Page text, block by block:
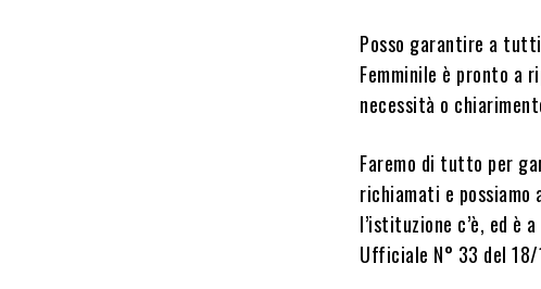
Posso garantire a
Femminile è pronto a
necessità o
Faremo di tutto per
richiamati e possiamo
l’istituzione c’è, ed è
Ufficiale N° 33 del